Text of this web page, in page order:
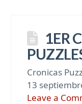
1ER
Cronicas
13
Leave a